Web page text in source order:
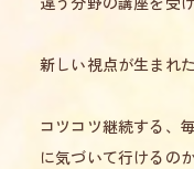
新しい視点が生まれた
コツコツ継続する、
に気づいて行けるの